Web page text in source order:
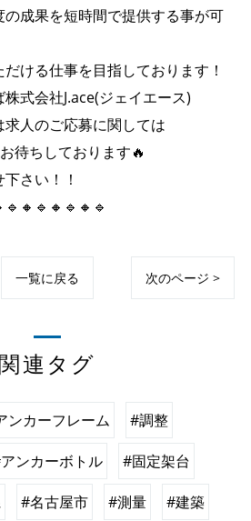
の成果を短時間で提供する事が可
ける仕事を目指しております！
式会社J.ace(ジェイエース)
人のご応募に関しては
待ちしております🔥
さい！！
一覧に戻る 次のページ >
関連タグ
ンカーフレーム #調整
ンカーボトル #固定架台
#名古屋市 #測量 #建築